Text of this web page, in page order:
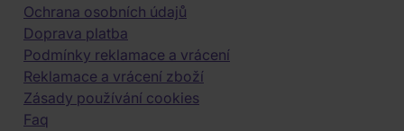
Ochrana osobních údajů
Doprava platba
Podmínky reklamace a vrácení
Reklamace a vrácení zboží
Zásady používání cookies
Faq